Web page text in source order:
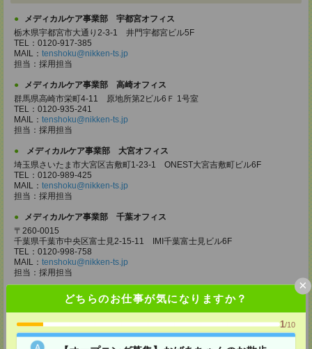
どちらのお仕事が気になりますか？
1/10
×
メディカルケア事業部 宇都宮オフィス
栃木県宇都宮市大通り2-3-1 井門宇都宮ビル5F
TEL：0120-917-385
MAIL： tenshoku@nikken-ts.jp
担当：採用担当
メディカルケア事業部 高崎オフィス
群馬県高崎市栄町4-11 原地所第2ビル6Ｆ 1号室
TEL：0120-935-241
MAIL： tenshoku@nikken-ts.jp
担当：採用担当
メディカルケア事業部 大宮オフィス
埼玉県さいたま市大宮区吉敷町1-23-1 ONEST大宮吉敷町ビル6F
TEL：0120-989-425
MAIL： tenshoku@nikken-ts.jp
担当：採用担当
メディカルケア事業部 千葉オフィス
〒260-0015
千葉県千葉市中央区富士見2-15-11 IMI千葉富士見ビル6F
TEL：0120-998-758
MAIL： tenshoku@nikken-ts.jp
担当：採用担当
メディカルケア事業部 柏オフィス
千葉県柏市末広町5-19 第12関口ビル7F 705号室
MAIL：tenshoku@nikken-ts.jp
担当：採用担当